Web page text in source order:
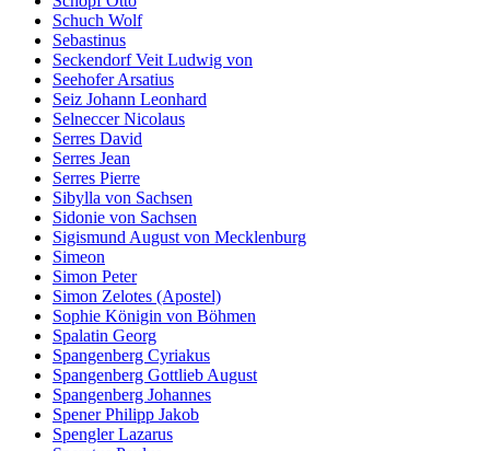
Schuch Wolf
Sebastinus
Seckendorf Veit Ludwig von
Seehofer Arsatius
Seiz Johann Leonhard
Selneccer Nicolaus
Serres David
Serres Jean
Serres Pierre
Sibylla von Sachsen
Sidonie von Sachsen
Sigismund August von Mecklenburg
Simeon
Simon Peter
Simon Zelotes (Apostel)
Sophie Königin von Böhmen
Spalatin Georg
Spangenberg Cyriakus
Spangenberg Gottlieb August
Spangenberg Johannes
Spener Philipp Jakob
Spengler Lazarus